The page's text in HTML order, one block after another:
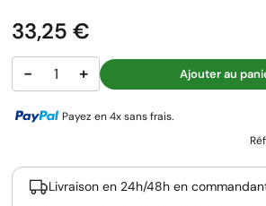
Prix
33,25 €
− + Ajouter au
Payez en 4x sans frais.
Livraison en 24h/48h en